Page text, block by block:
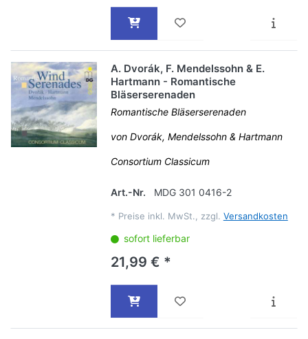
A. Dvorák, F. Mendelssohn & E.
Hartmann - Romantische
Bläserserenaden
Romantische Bläserserenaden
von Dvorák, Mendelssohn & Hartmann
Consortium Classicum
Art.-Nr. MDG 301 0416-2
* Preise inkl. MwSt., zzgl. Versandkosten
sofort lieferbar
21,99 € *